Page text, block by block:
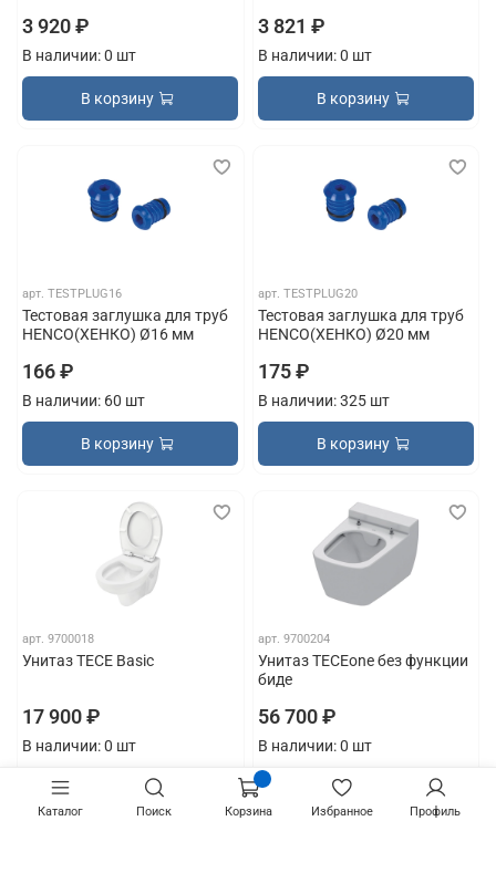
3 920 ₽
В наличии: 0 шт
В корзину
3 821 ₽
В наличии: 0 шт
В корзину
арт.TESTPLUG16
Тестовая заглушка для труб
HENCO(ХЕНКО) Ø16 мм
166 ₽
В наличии: 60 шт
В корзину
арт. TESTPLUG20
Тестовая заглушка для труб
HENCO(ХЕНКО) Ø20 мм
175 ₽
В наличии: 325 шт
В корзину
арт.9700018
Унитаз TECE Basic
17 900 ₽
В наличии: 0 шт
В корзину
арт. 9700204
Унитаз TECEone без функции
биде
56 700 ₽
В наличии: 0 шт
В корзину
Каталог Поиск Корзина Избранное Профиль